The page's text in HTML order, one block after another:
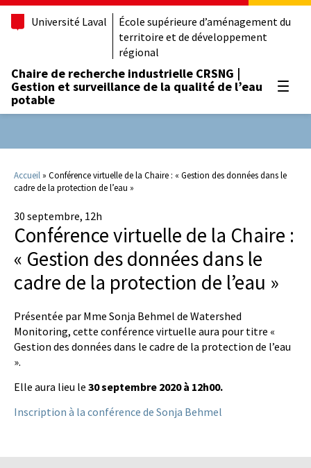
Université Laval
École supérieure d’aménagement du
territoire et de développement
régional
Chaire de recherche industrielle CRSNG |
Gestion et surveillance de la qualité de l’eau
potable
Accueil » Conférence virtuelle de la Chaire : « Gestion des données dans le
cadre de la protection de l’eau »
30 septembre, 12h
Conférence virtuelle de la Chaire :
« Gestion des données dans le
cadre de la protection de l’eau »
Présentée par Mme Sonja Behmel de Watershed
Monitoring, cette conférence virtuelle aura pour titre «
Gestion des données dans le cadre de la protection de l’eau
».
Elle aura lieu le 30 septembre 2020 à 12h00.
Inscription à la conférence de Sonja Behmel